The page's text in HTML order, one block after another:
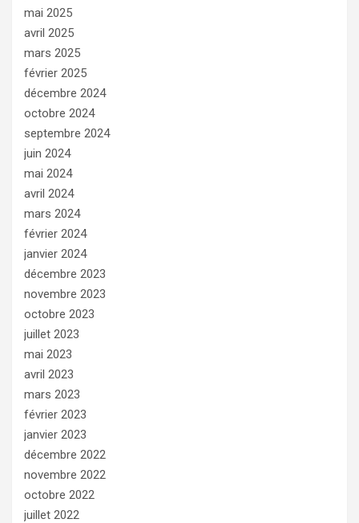
mai 2025
avril 2025
mars 2025
février 2025
décembre 2024
octobre 2024
septembre 2024
juin 2024
mai 2024
avril 2024
mars 2024
février 2024
janvier 2024
décembre 2023
novembre 2023
octobre 2023
juillet 2023
mai 2023
avril 2023
mars 2023
février 2023
janvier 2023
décembre 2022
novembre 2022
octobre 2022
juillet 2022